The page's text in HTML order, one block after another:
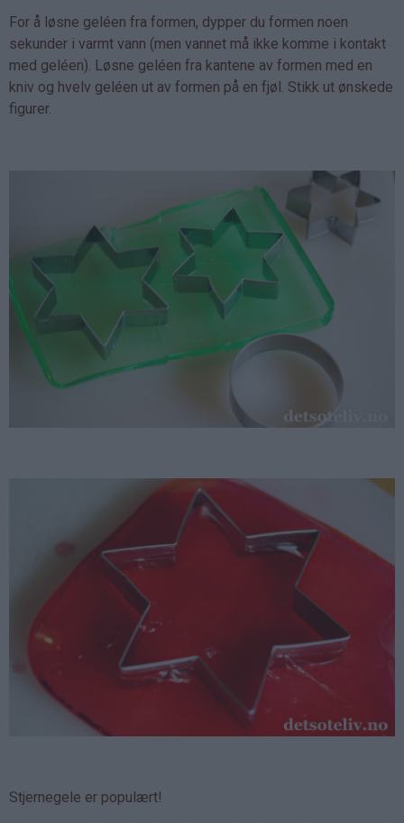
For å løsne geléen fra formen, dypper du formen noen
sekunder i varmt vann (men vannet må ikke komme i kontakt
med geléen). Løsne geléen fra kantene av formen med en
kniv og hvelv geléen ut av formen på en fjøl. Stikk ut ønskede
figurer.
Stjernegele er populært!